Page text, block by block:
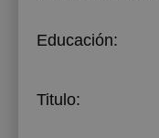
Educación:
Titulo: